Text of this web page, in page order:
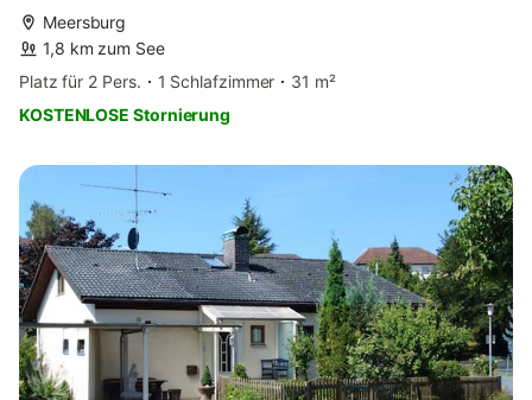
Meersburg
1,8 km zum See
Platz für 2 Pers.
1 Schlafzimmer
31 m²
KOSTENLOSE Stornierung